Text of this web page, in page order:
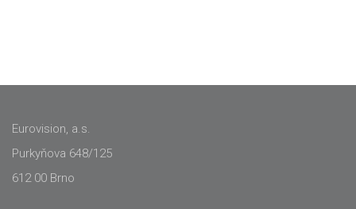
Eurovision, a.s.
Purkyňova 648/125
612 00 Brno